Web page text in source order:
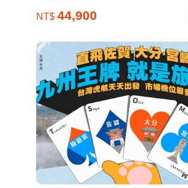
NT$ 44,900